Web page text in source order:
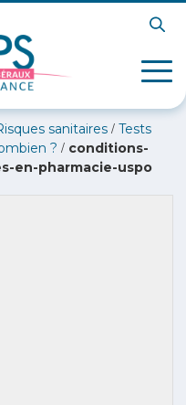
sanitaires / Tests
? / conditions-
en-pharmacie-uspo